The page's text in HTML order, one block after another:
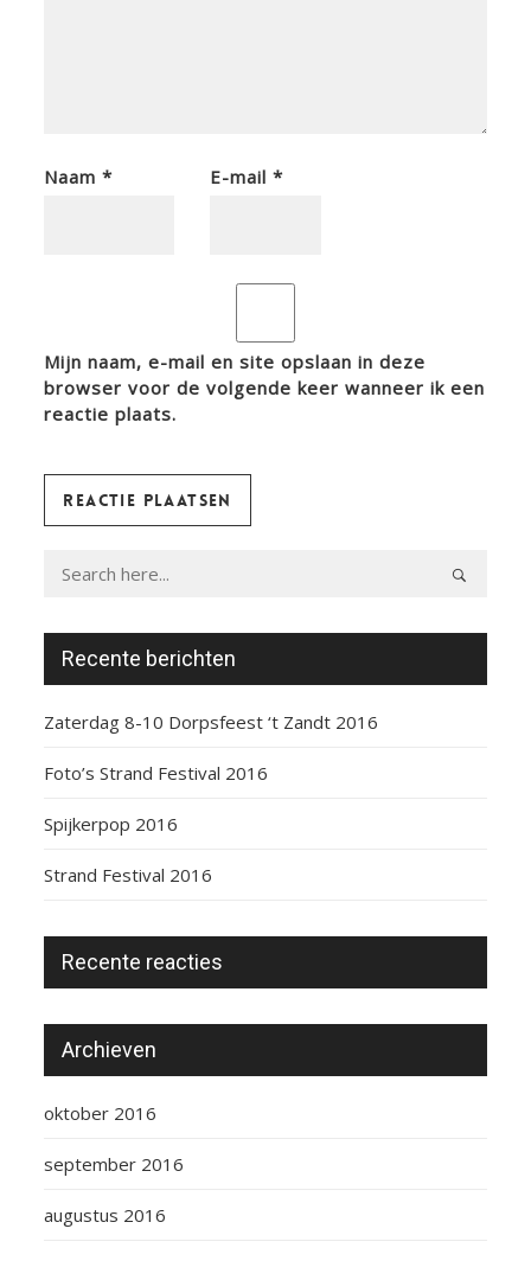
Naam* E-mail *
Mijn naam, e-mail en site opslaan in deze
browser voor de volgende keer wanneer ik een
reactie plaats.
Recente berichten
Zaterdag 8-10 Dorpsfeest ‘t Zandt 2016
Foto’s Strand Festival 2016
Spijkerpop 2016
Strand Festival 2016
Recente reacties
Archieven
oktober 2016
september 2016
augustus 2016